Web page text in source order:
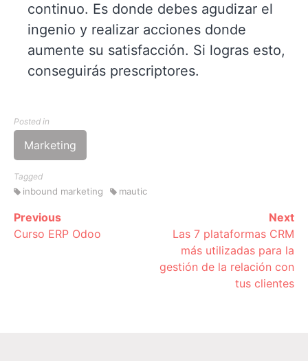
continuo. Es donde debes agudizar el
ingenio y realizar acciones donde
aumente su satisfacción. Si logras esto,
conseguirás prescriptores.
Posted in
Marketing
Tagged
inbound marketing mautic
Continue
Previous
Curso ERP Odoo
Next
Las 7 plataformas CRM
más utilizadas para la
gestión de la relación con
tus clientes